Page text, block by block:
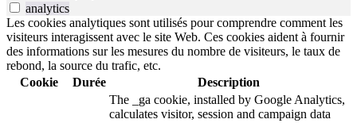
analytics
Les cookies analytiques sont utilisés pour comprendre comment les
visiteurs interagissent avec le site Web. Ces cookies aident à fournir
des informations sur les mesures du nombre de visiteurs, le taux de
rebond, la source du trafic, etc.
Cookie
Durée
Description
The _ga cookie, installed by Google Analytics,
calculates visitor, session and campaign data